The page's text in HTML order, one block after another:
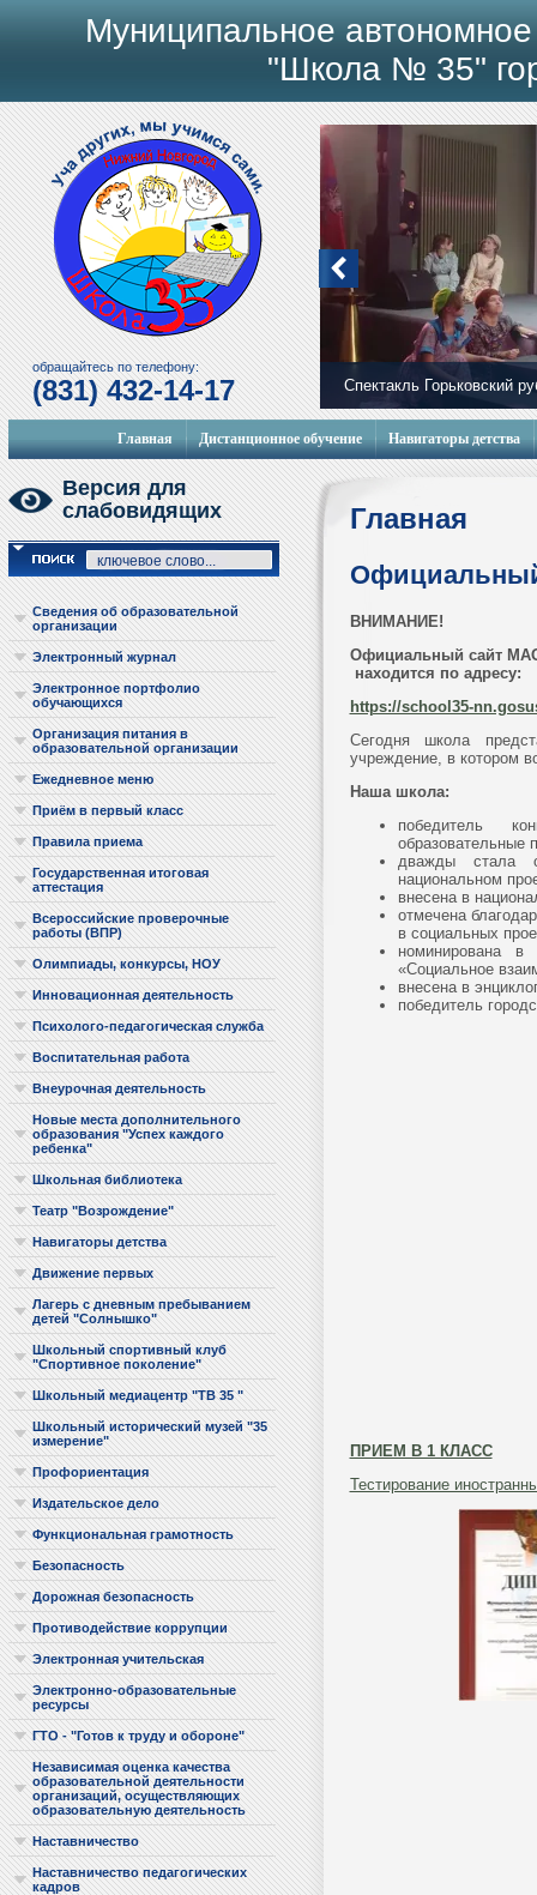
Спектакль Горьковский
обращайтесь по телефону:
(831) 432-14-17
Муниципальное
"Школа № 35"
Главная Дистанционное обучение Навигаторы детства
Версия для
слабовидящих
Сведения об образовательной
организации
Электронный журнал
Электронное портфолио
обучающихся
Организация питания в
образовательной организации
Ежедневное меню
Приём в первый класс
Правила приема
Государственная итоговая
аттестация
Всероссийские проверочные
работы (ВПР)
Олимпиады, конкурсы, НОУ
Инновационная деятельность
Психолого-педагогическая служба
Воспитательная работа
Внеурочная деятельность
Новые места дополнительного
образования "Успех каждого
ребенка"
Школьная библиотека
Театр "Возрождение"
Навигаторы детства
Движение первых
Лагерь с дневным пребыванием
детей "Солнышко"
Школьный спортивный клуб
"Спортивное поколение"
Школьный медиацентр "ТВ 35 "
Школьный исторический музей "35
измерение"
Профориентация
Издательское дело
Функциональная грамотность
Безопасность
Дорожная безопасность
Противодействие коррупции
Электронная учительская
Электронно-образовательные
ресурсы
ГТО - "Готов к труду и обороне"
Независимая оценка качества
образовательной деятельности
организаций, осуществляющих
образовательную деятельность
Наставничество
Наставничество педагогических
кадров
Главная
ВНИМАНИЕ!
Официальный сайт
находится по адресу:
https://school35-
Сегодня школа
учреждение, в котором
Наша школа:
победитель
образовательные
дважды стала
национальном
внесена в
отмечена
в социальных
номинирована в
«Социальное
внесена в
победитель
ПРИЕМ В 1 КЛАСС
Тестирование